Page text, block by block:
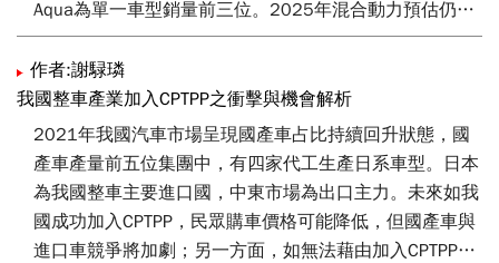
Aqua為單一車型銷量前三位。2025年混合動力預估仍為
電動車主力車種，燃料電池車則具快速成長之勢；2018
年隨日本政府延長環保車減稅措施、美國加州電動車銷量
持續熱絡、中國大陸廠商積極備戰2019年電動車積分制
啟動，預估全球電動車銷量可望突破370萬輛。
作者:謝騄璘
我國整車產業加入CPTPP之衝擊與機會解析
2021年我國汽車市場呈現國產車占比持續回升狀態，國
產車產量前五位集團中，有四家代工生產日系車型。日本
為我國整車主要進口國，中東市場為出口主力。未來如我
國成功加入CPTPP，民眾購車價格可能降低，但國產車與
進口車競爭將加劇；另一方面，如無法藉由加入CPTPP爭